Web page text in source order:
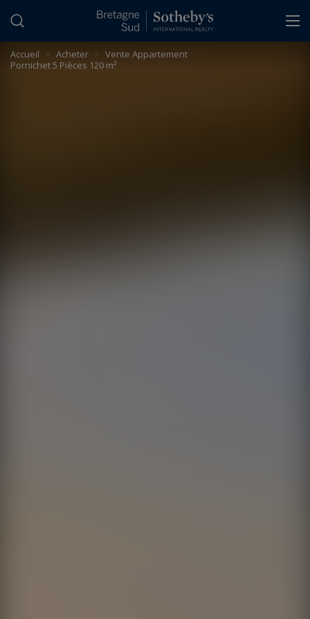
Accueil > Acheter > Vente Appartement
Pornichet 5 Pièces 120 m²